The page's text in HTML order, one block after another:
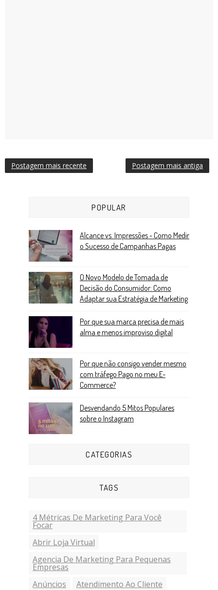
Postagem mais recente Postagem mais antiga
POPULAR
Alcance vs. Impressões - Como Medir
o Sucesso de Campanhas Pagas
O Novo Modelo de Tomada de
Decisão do Consumidor: Como
Adaptar sua Estratégia de Marketing
Por que sua marca precisa de mais
alma e menos improviso digital
Por que não consigo vender mesmo
com tráfego Pago no meu E-
Commerce?
Desvendando 5 Mitos Populares
sobre o Instagram
CATEGORIAS
TAGS
4 Métricas De Marketing Para Você
Focar
Abrir Loja Virtual
Agencia De Marketing Para Pequenas
Empresas
Anúncios
Atendimento Ao Cliente